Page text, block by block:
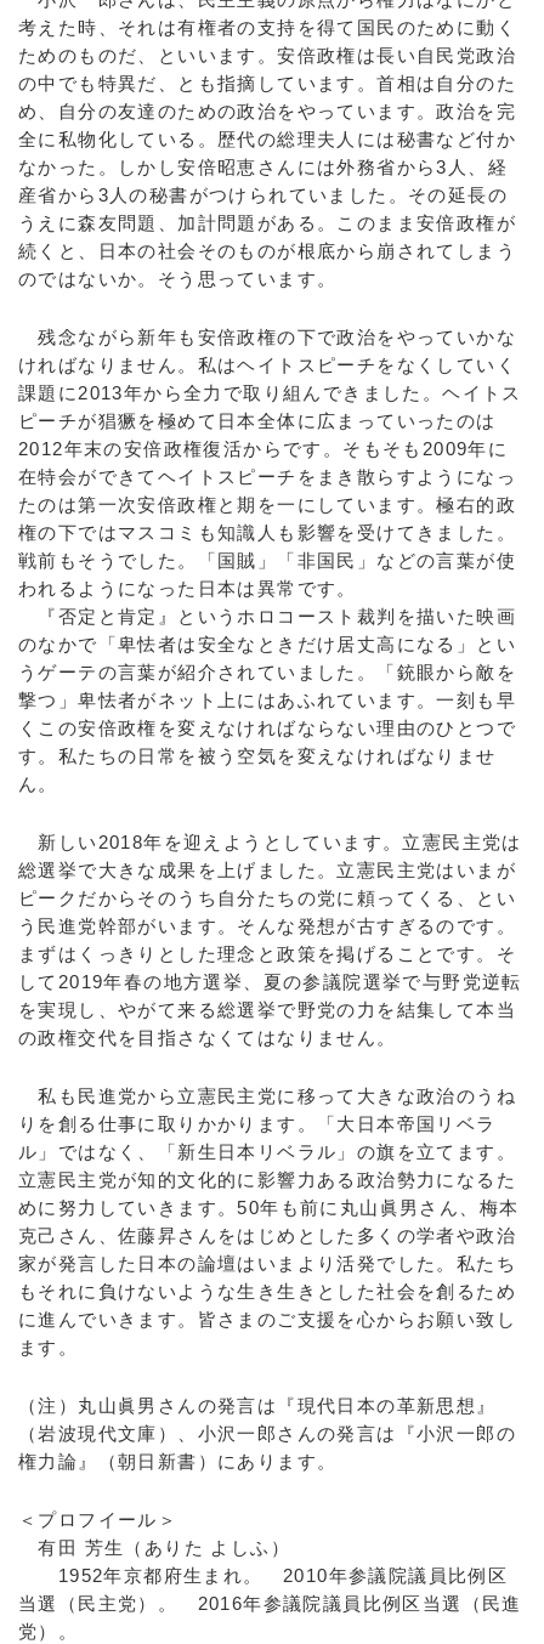
考えた時、それは有権者の支持を得て国民のために動く
ためのものだ、といいます。安倍政権は長い自民党政治
の中でも特異だ、とも指摘しています。首相は自分のた
め、自分の友達のための政治をやっています。政治を完
全に私物化している。歴代の総理夫人には秘書など付か
なかった。しかし安倍昭恵さんには外務省から3人、経
産省から3人の秘書がつけられていました。その延長の
うえに森友問題、加計問題がある。このまま安倍政権が
続くと、日本の社会そのものが根底から崩されてしまう
のではないか。そう思っています。
残念ながら新年も安倍政権の下で政治をやっていかな
ければなりません。私はヘイトスピーチをなくしていく
課題に2013年から全力で取り組んできました。ヘイトス
ピーチが猖獗を極めて日本全体に広まっていったのは
2012年末の安倍政権復活からです。そもそも2009年に
在特会ができてヘイトスピーチをまき散らすようになっ
たのは第一次安倍政権と期を一にしています。極右的政
権の下ではマスコミも知識人も影響を受けてきました。
戦前もそうでした。「国賊」「非国民」などの言葉が使
われるようになった日本は異常です。
『否定と肯定』というホロコースト裁判を描いた映画
のなかで「卑怯者は安全なときだけ居丈高になる」とい
うゲーテの言葉が紹介されていました。「銃眼から敵を
撃つ」卑怯者がネット上にはあふれています。一刻も早
くこの安倍政権を変えなければならない理由のひとつで
す。私たちの日常を被う空気を変えなければなりませ
ん。
新しい2018年を迎えようとしています。立憲民主党は
総選挙で大きな成果を上げました。立憲民主党はいまが
ピークだからそのうち自分たちの党に頼ってくる、とい
う民進党幹部がいます。そんな発想が古すぎるのです。
まずはくっきりとした理念と政策を掲げることです。そ
して2019年春の地方選挙、夏の参議院選挙で与野党逆転
を実現し、やがて来る総選挙で野党の力を結集して本当
の政権交代を目指さなくてはなりません。
私も民進党から立憲民主党に移って大きな政治のうね
りを創る仕事に取りかかります。「大日本帝国リベラ
ル」ではなく、「新生日本リベラル」の旗を立てます。
立憲民主党が知的文化的に影響力ある政治勢力になるた
めに努力していきます。50年も前に丸山眞男さん、梅本
克己さん、佐藤昇さんをはじめとした多くの学者や政治
家が発言した日本の論壇はいまより活発でした。私たち
もそれに負けないような生き生きとした社会を創るため
に進んでいきます。皆さまのご支援を心からお願い致し
ます。
（注）丸山眞男さんの発言は『現代日本の革新思想』
（岩波現代文庫）、小沢一郎さんの発言は『小沢一郎の
権力論』（朝日新書）にあります。
＜プロフイール＞
有田 芳生（ありた よしふ）
1952年京都府生まれ。 2010年参議院議員比例区
当選（民主党）。 2016年参議院議員比例区当選（民進
党）。